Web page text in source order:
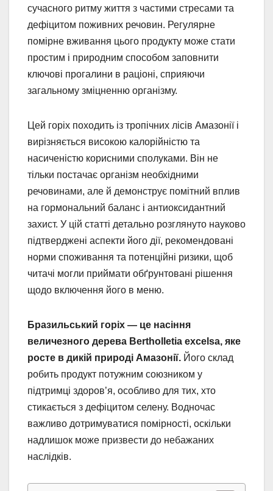
сучасного ритму життя з частими стресами та
дефіцитом поживних речовин. Регулярне
помірне вживання цього продукту може стати
простим і природним способом заповнити
ключові прогалини в раціоні, сприяючи
загальному зміцненню організму.
Цей горіх походить із тропічних лісів Амазонії і
вирізняється високою калорійністю та
насиченістю корисними сполуками. Він не
тільки постачає організм необхідними
речовинами, але й демонструє помітний вплив
на гормональний баланс і антиоксидантний
захист. У цій статті детально розглянуто науково
підтверджені аспекти його дії, рекомендовані
норми споживання та потенційні ризики, щоб
читачі могли приймати обґрунтовані рішення
щодо включення його в меню.
Бразильський горіх — це насіння
величезного дерева Bertholletia excelsa, яке
росте в дикій природі Амазонії. Його склад
робить продукт потужним союзником у
підтримці здоров’я, особливо для тих, хто
стикається з дефіцитом селену. Водночас
важливо дотримуватися помірності, оскільки
надлишок може призвести до небажаних
наслідків.